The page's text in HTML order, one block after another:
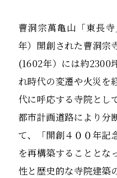
曹洞宗萬亀山「東長
年）開創された曹洞宗
(1602年）には約2300
れ時代の変遷や火災を
代に呼応する寺院とし
都市計画道路により分
て、「開創４００年記
を再構築することとな
性と歴史的な寺院建築